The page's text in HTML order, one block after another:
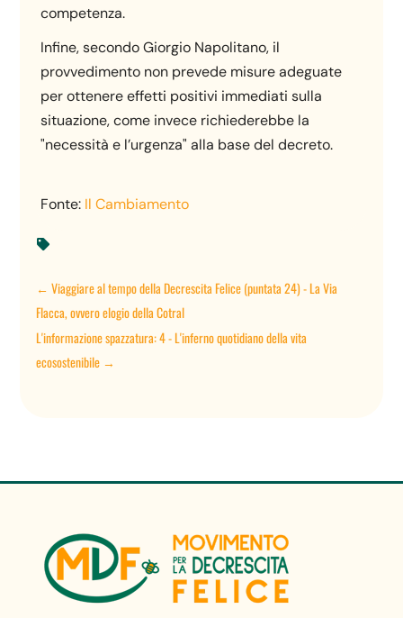
competenza.
Infine, secondo Giorgio Napolitano, il
provvedimento non prevede misure adeguate
per ottenere effetti positivi immediati sulla
situazione, come invece richiederebbe la
"necessità e l’urgenza" alla base del decreto.
Fonte: Il Cambiamento

←Viaggiare al tempo della Decrescita Felice (puntata 24) - La Via
Flacca, ovvero elogio della Cotral
L'informazione spazzatura: 4 - L'inferno quotidiano della vita
ecosostenibile →